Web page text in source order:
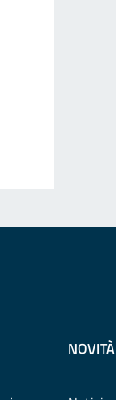
NOVITÀ